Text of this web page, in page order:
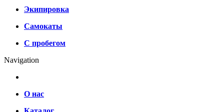
Экипировка
Самокаты
С пробегом
Navigation
О нас